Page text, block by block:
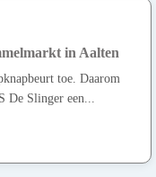
in Aalten
toe. Daarom
De Slinger een...